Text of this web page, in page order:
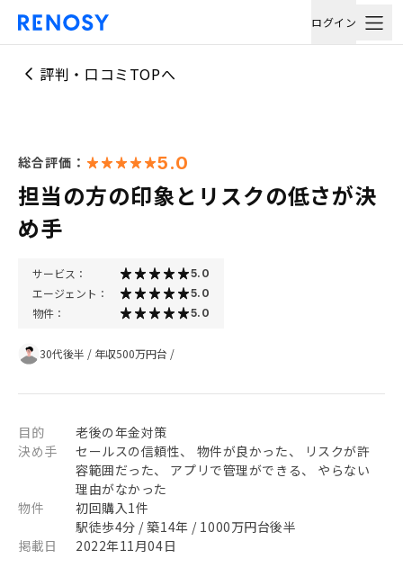
ログイン
評判・口コミTOPへ
総合評価： 5.0
担当の方の印象とリスクの低さが決
め手
サービス： 5.0
エージェント： 5.0
物件： 5.0
30代後半 / 年収500万円台 /
目的
老後の年金対策
決め手
セールスの信頼性、 物件が良かった、 リスクが許
容範囲だった、 アプリで管理ができる、 やらない
理由がなかった
物件
初回購入1件
駅徒歩4分 / 築14年 / 1000万円台後半
掲載日
2022年11月04日